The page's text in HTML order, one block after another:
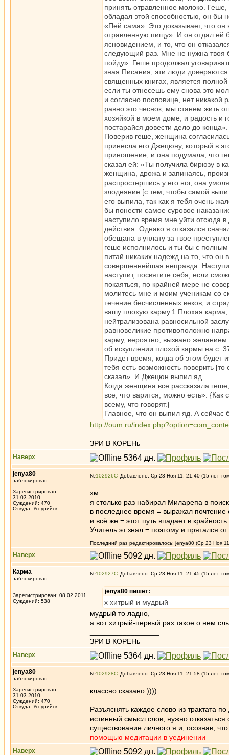
принять отравленное молоко.
обладал этой способностью, он бы
«Пей сама». Это доказывает, что
отравленную пищу». И он отдал ей
ясновидением, и то, что он
следующий раз. Мне не нужна твоя
пойду». Геше продолжал
зная Писания, эти люди
священных книгах, является
если ты отнесешь ему снова это
и согласно пословице, нет
равно это чеснок, мы станем жить
хозяйкой в моем доме, и радость и
постарайся довести дело до конца».
Поверив геше, женщина
принесла его Джецюну, который в
приношение, и она подумала, что
сказал ей: «Ты получила бирюзу в
женщина, дрожа и запинаясь,
распростершись у его ног, она
злодеяние [с тем, чтобы самой
его выпила, так как я тебя очень
бы понести самое суровое
наступило время мне уйти отсюда
действия. Однако я отказался
обещана в уплату за твое
геше исполнилось и ты бы с
питай никаких надежд на то, что
совершеннейшая неправда.
наступит, посвятите себя, если
покаяться, по крайней мере не
молитесь мне и моим ученикам со
течение бесчисленных веков, и
вашу плохую карму.1 Плохая
нейтрализована равносильной
равновеликие противоположно
карму, вероятно, вызвано
об искуплении плохой кармы на с.
Придет время, когда об этом будет
тебя есть возможность поверить
сказал». И Джецюн выпил яд.
Когда женщина все рассказала
все, что варится, можно есть». {Как
всему, что говорят.}
Главное, что он выпил яд. А сейчас
http://oum.ru/
ЗРИ В КОРЕНь
Наверх
jenya80
заблокирован
Зарегистрирован:
31.03.2010
Суждений: 470
Откуда: Уссурийск
№102926 Добавлено: Ср 23 Ноя 11, 21:40 (15 лет
хм
я столько раз набирал Миларепа в
в последнее время = выражал
и всё же = этот путь впадает в
Учитель эт знал = поэтому и прятался
Последний раз редактировалось: jenya80 (Ср 23 Ноя
Наверх
Карма
заблокирован
Зарегистрирован: 08.02.2011
Суждений: 538
№102927 Добавлено: Ср 23 Ноя 11, 21:45 (15 лет
jenya80 пишет:
х хитрый и мудрый
мудрый то ладно,
а вот хитрый-первый раз такое о нем
ЗРИ В КОРЕНь
Наверх
jenya80
заблокирован
Зарегистрирован:
31.03.2010
Суждений: 470
Откуда: Уссурийск
№102928 Добавлено: Ср 23 Ноя 11, 21:58 (15 лет
классно сказано ))))
Разъяснять каждое слово из трактата
истинный смысл слов, нужно
существование личного я и, осознав,
помощью медитации в уединении
Наверх